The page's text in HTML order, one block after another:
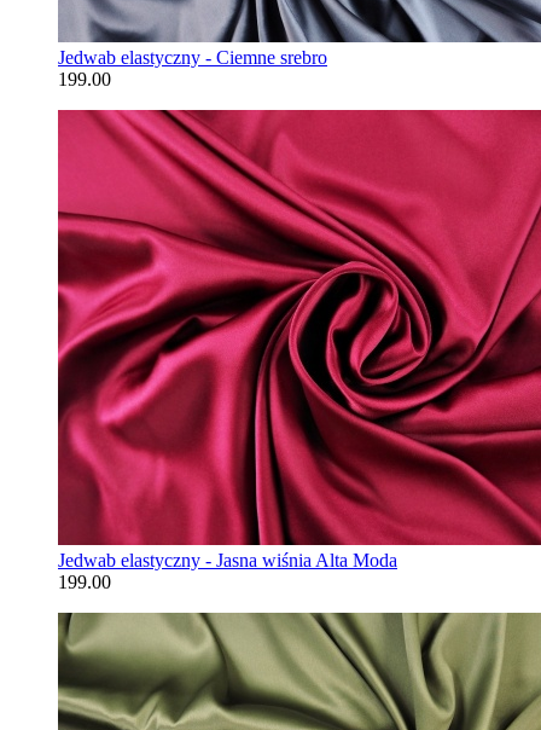
Jedwab elastyczny - Ciemne srebro
199.00
Jedwab elastyczny - Jasna wiśnia Alta Moda
199.00